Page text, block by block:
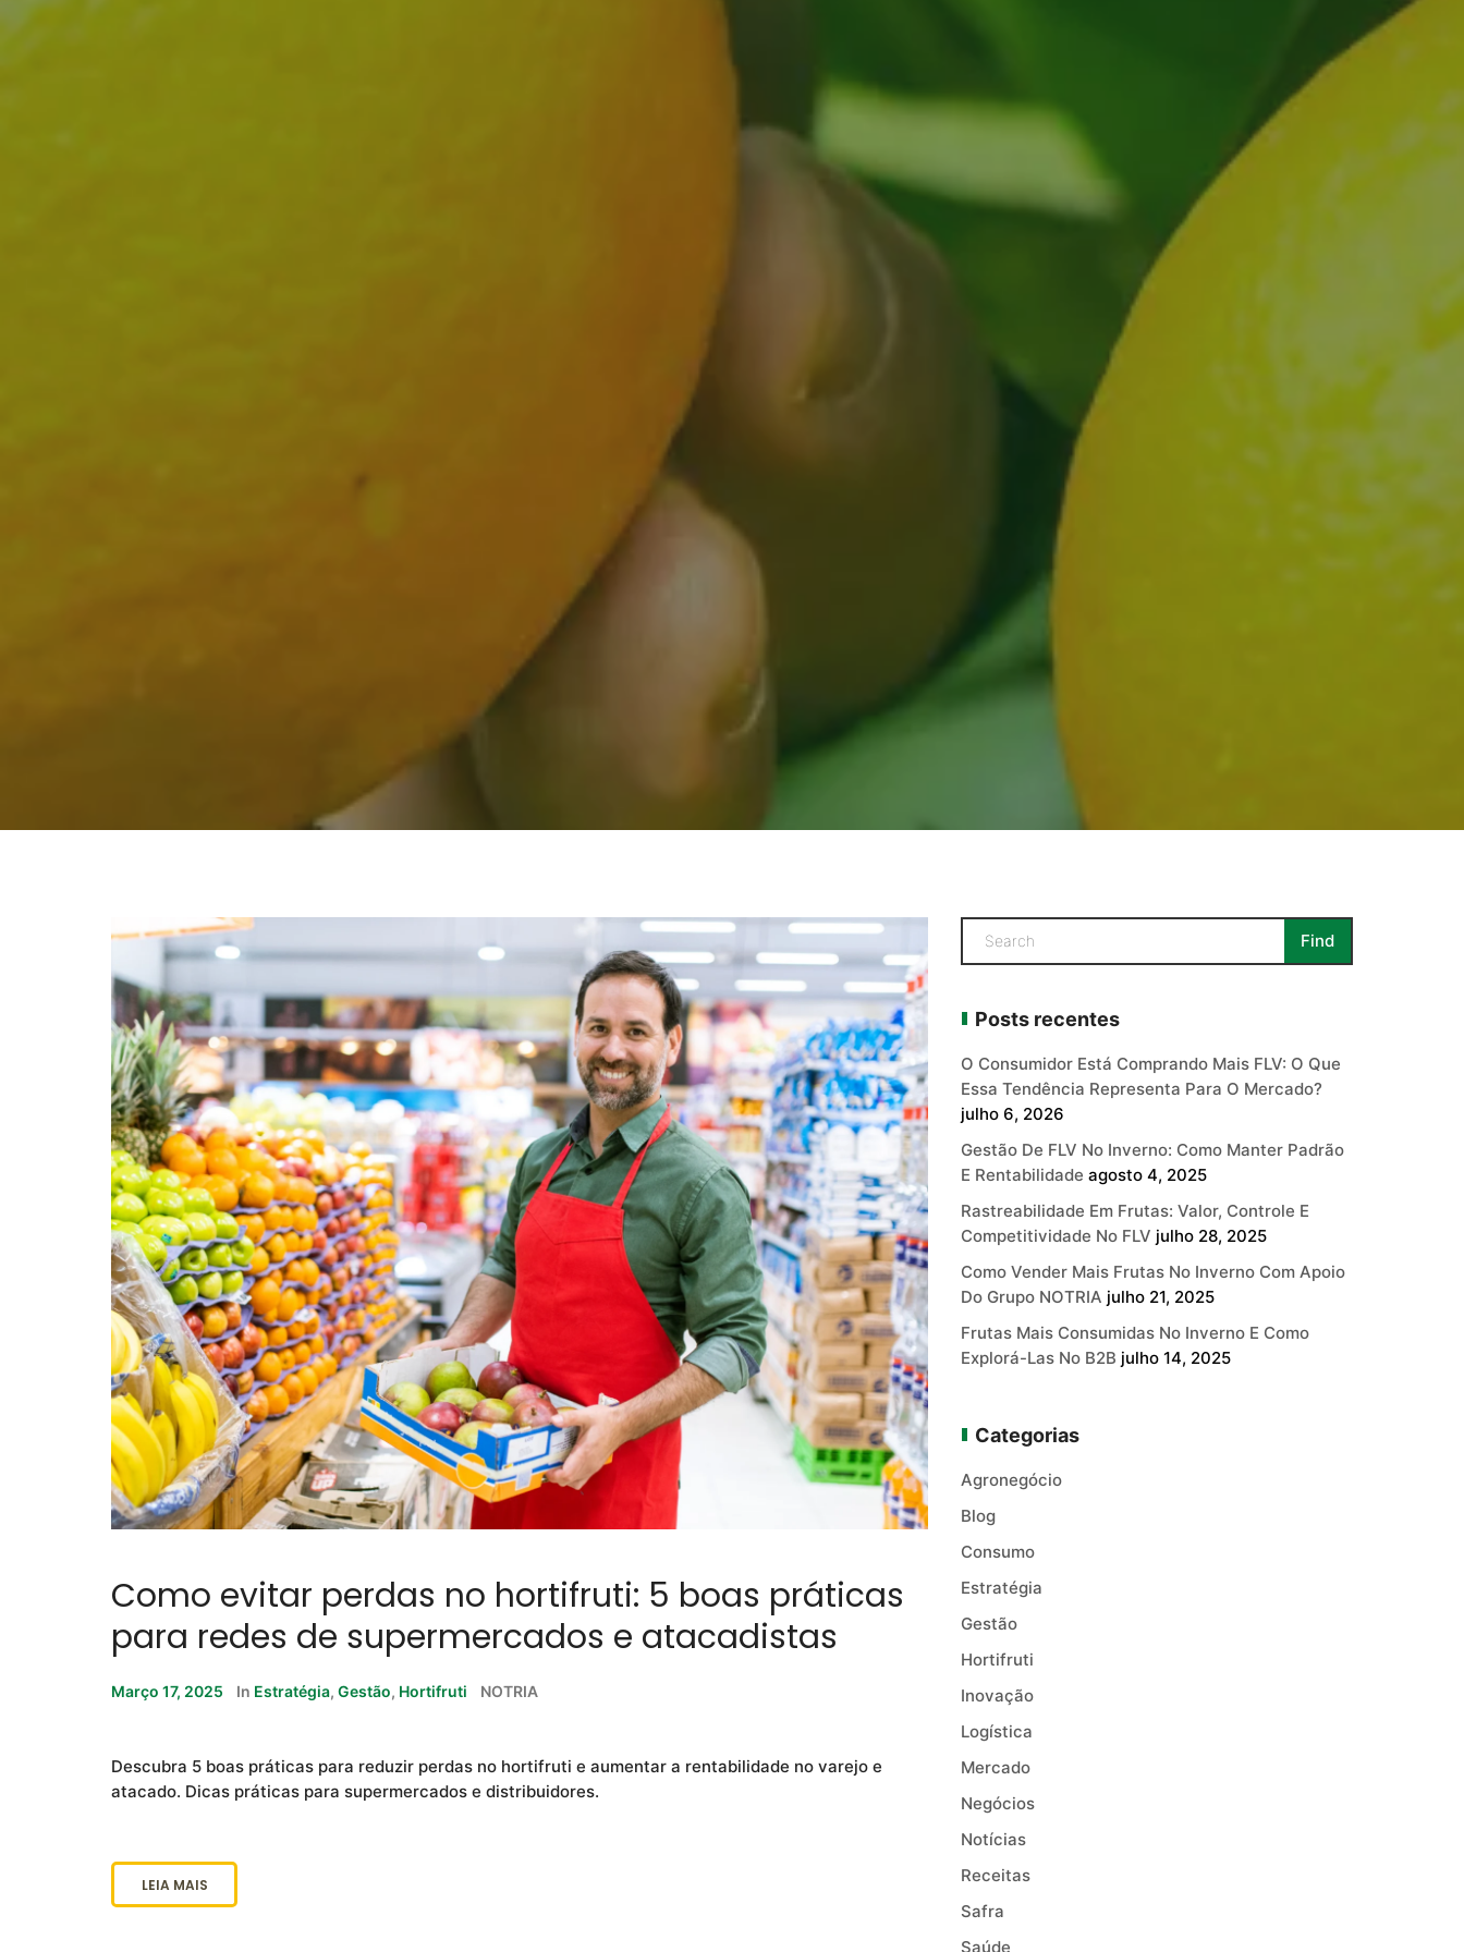
Como evitar perdas no hortifruti: 5 boas práticas
para redes de supermercados e atacadistas
Março 17, 2025 In Estratégia, Gestão, Hortifruti NOTRIA
Descubra 5 boas práticas para reduzir perdas no hortifruti e aumentar a rentabilidade no varejo e
atacado. Dicas práticas para supermercados e distribuidores.
LEIA MAIS
Posts recentes
O Consumidor Está Comprando Mais FLV: O Que
Essa Tendência Representa Para O Mercado?
julho 6, 2026
Gestão De FLV No Inverno: Como Manter Padrão
E Rentabilidade agosto 4, 2025
Rastreabilidade Em Frutas: Valor, Controle E
Competitividade No FLV julho 28, 2025
Como Vender Mais Frutas No Inverno Com Apoio
Do Grupo NOTRIA julho 21, 2025
Frutas Mais Consumidas No Inverno E Como
Explorá-Las No B2B julho 14, 2025
Categorias
Agronegócio
Blog
Consumo
Estratégia
Gestão
Hortifruti
Inovação
Logística
Mercado
Negócios
Notícias
Receitas
Safra
Saúde